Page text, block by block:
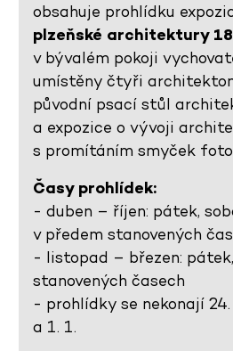
obsahuje prohlídku
plzeňské architektury
v bývalém pokoji
umístěny čtyři
původní psací stůl
a expozice o vývoji
s promítáním smyček
Časy prohlídek:
- duben – říjen: pátek,
v předem stanovených
- listopad – březen:
stanovených časech
- prohlídky se nekonají 24.
a 1. 1.